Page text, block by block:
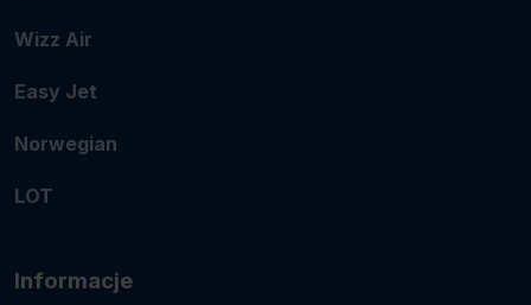
Wizz Air
Easy Jet
Norwegian
LOT
Informacje